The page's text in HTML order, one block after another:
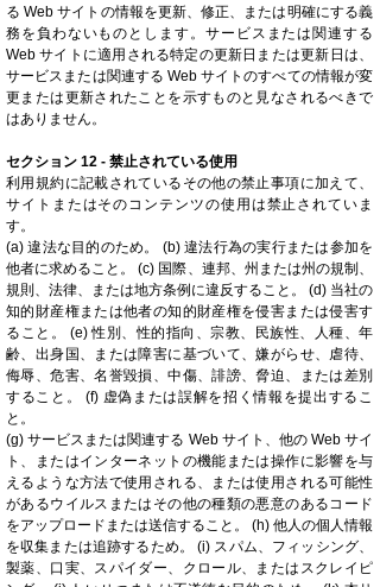
る Web サイトの情報を更新、修正、または明確にする義
務を負わないものとします。サービスまたは関連する
Web サイトに適用される特定の更新日または更新日は、
サービスまたは関連する Web サイトのすべての情報が変
更または更新されたことを示すものと見なされるべきで
はありません。
セクション 12 - 禁止されている使用
利用規約に記載されているその他の禁止事項に加えて、
サイトまたはそのコンテンツの使用は禁止されていま
す。
(a) 違法な目的のため。 (b) 違法行為の実行または参加を
他者に求めること。 (c) 国際、連邦、州または州の規制、
規則、法律、または地方条例に違反すること。 (d) 当社の
知的財産権または他者の知的財産権を侵害または侵害す
ること。 (e) 性別、性的指向、宗教、民族性、人種、年
齢、出身国、または障害に基づいて、嫌がらせ、虐待、
侮辱、危害、名誉毀損、中傷、誹謗、脅迫、または差別
すること。 (f) 虚偽または誤解を招く情報を提出するこ
と。
(g) サービスまたは関連する Web サイト、他の Web サイ
ト、またはインターネットの機能または操作に影響を与
えるような方法で使用される、または使用される可能性
があるウイルスまたはその他の種類の悪意のあるコード
をアップロードまたは送信すること。 (h) 他人の個人情報
を収集または追跡するため。 (i) スパム、フィッシング、
製薬、口実、スパイダー、クロール、またはスクレイピ